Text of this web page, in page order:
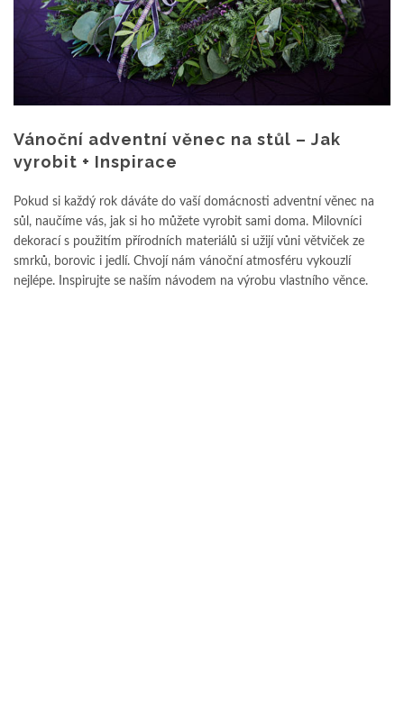
Vánoční adventní věnec na stůl – Jak
vyrobit + Inspirace
Pokud si každý rok dáváte do vaší domácnosti adventní věnec na
sůl, naučíme vás, jak si ho můžete vyrobit sami doma. Milovníci
dekorací s použitím přírodních materiálů si užijí vůni větviček ze
smrků, borovic i jedlí. Chvojí nám vánoční atmosféru vykouzlí
nejlépe. Inspirujte se naším návodem na výrobu vlastního věnce.